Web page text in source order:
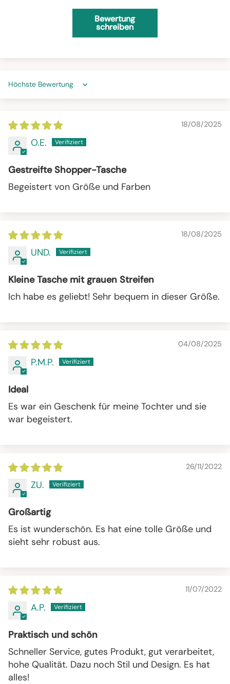
Bewertung
schreiben
Sort by
18/08/2025
O.E.
Gestreifte Shopper-Tasche
Begeistert von Größe und Farben
18/08/2025
UND.
Kleine Tasche mit grauen Streifen
Ich habe es geliebt! Sehr bequem in dieser Größe.
04/08/2025
P.M.P.
Ideal
Es war ein Geschenk für meine Tochter und sie
war begeistert.
26/11/2022
ZU.
Großartig
Es ist wunderschön. Es hat eine tolle Größe und
sieht sehr robust aus.
11/07/2022
A.P.
Praktisch und schön
Schneller Service, gutes Produkt, gut verarbeitet,
hohe Qualität. Dazu noch Stil und Design. Es hat
alles!